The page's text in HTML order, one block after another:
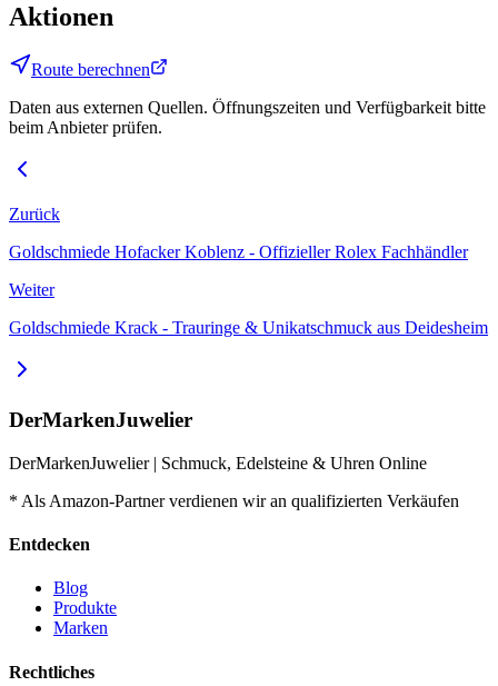
Aktionen
Route berechnen
Daten aus externen Quellen. Öffnungszeiten und Verfügbarkeit bitte
beim Anbieter prüfen.
Zurück
Goldschmiede Hofacker Koblenz - Offizieller Rolex Fachhändler
Weiter
Goldschmiede Krack - Trauringe & Unikatschmuck aus Deidesheim
DerMarkenJuwelier
DerMarkenJuwelier | Schmuck, Edelsteine & Uhren Online
* Als Amazon-Partner verdienen wir an qualifizierten Verkäufen
Entdecken
Blog
Produkte
Marken
Rechtliches